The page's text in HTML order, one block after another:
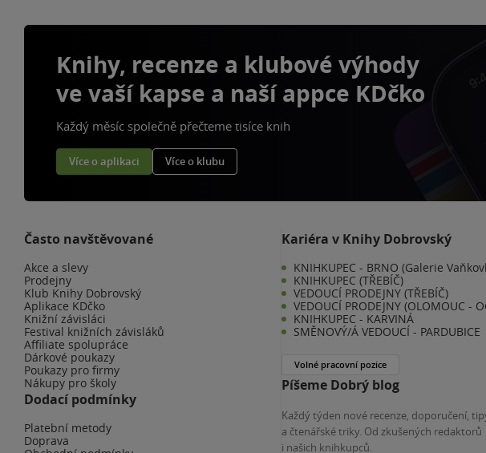
Knihy, recenze a klubové výhody
ve vaší kapse a naší appce KDčko
Každý měsíc společně přečteme tisíce knih
Více o aplikaci Více o klubu
Často navštěvované
Akce a slevy
Prodejny
Klub Knihy Dobrovský
Aplikace KDčko
Knižní závisláci
Festival knižních závisláků
Affiliate spolupráce
Dárkové poukazy
Poukazy pro firmy
Nákupy pro školy
Dodací podmínky
Platební metody
Doprava
Kariéra v Knihy Dobrovský
KNIHKUPEC - BRNO (Galerie
KNIHKUPEC (TŘEBÍČ)
VEDOUCÍ PRODEJNY (TŘEBÍČ)
VEDOUCÍ PRODEJNY (OLOMOUC -
KNIHKUPEC - KARVINÁ
SMĚNOVÝ/Á VEDOUCÍ - PARDUBICE
Volné pracovní pozice
Píšeme Dobrý blog
Každý týden nové recenze, doporučení,
a čtenářské triky. Od zkušených redaktorů
i našich knihkupců.